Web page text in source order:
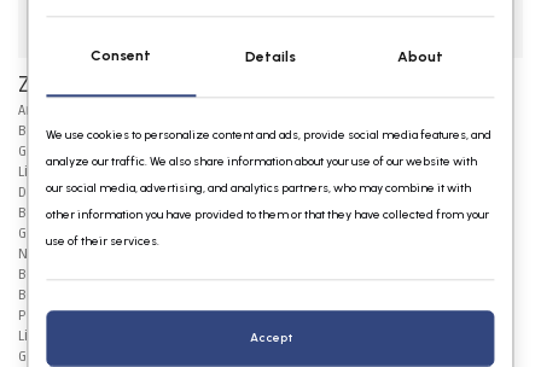
Zoek kleur
Antraciet Wollen Vesten
Beige Wollen Vesten
Grijze Wollen Vesten
Licht Bruine Wollen Vesten
Donker Bruine Vesten
Bont Gekleurde Wollen Vesten
Gestreepte Wollen Vesten
Navy blauwe vesten
Beige / Creme Wollen Vesten
Bont Gekleurde Vesten
Patchwork Vesten
Licht Bruine Vesten
Gestreepte Vesten
Consent Details About
We use cookies to personalize content and ads, provide social media features, and
analyze our traffic. We also share information about your use of our website with
our social media, advertising, and analytics partners, who may combine it with
other information you have provided to them or that they have collected from your
use of their services.
Accept